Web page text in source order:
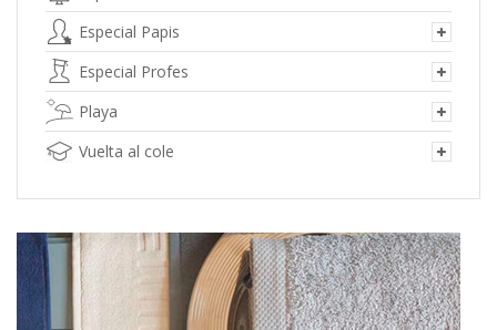
Especial Papis
Especial Profes
Playa
Vuelta al cole